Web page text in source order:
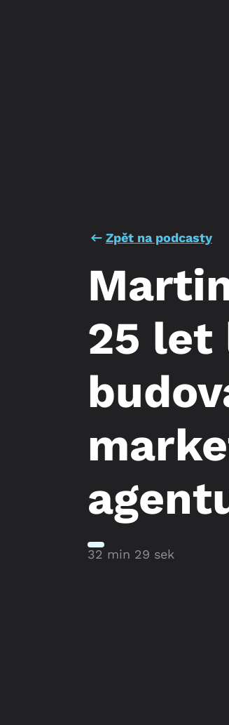
Zpět na podcasty
25 let
32 min 29 sek